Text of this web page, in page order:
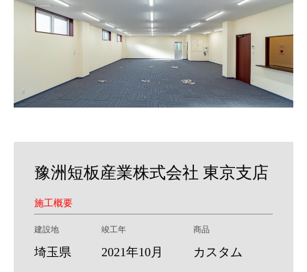
豫洲短板産業株式会社 東京支店
施工概要
建設地
埼玉県
竣工年
2021年10月
商品
カスタム